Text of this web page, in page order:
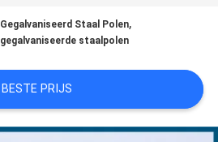
Gegalvaniseerd Staal Polen,
gegalvaniseerde staalpolen
BESTE PRIJS